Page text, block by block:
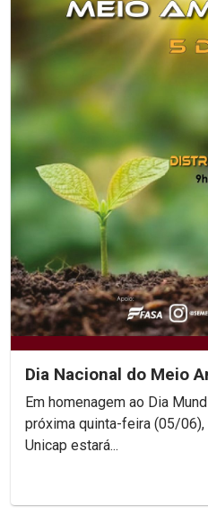
Dia Nacional do Meio
Em homenagem ao Dia
próxima quinta-feira (05/
Unicap estará...